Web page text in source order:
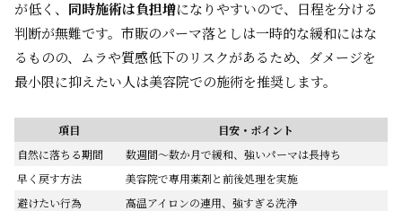
が低く、 同時施術は負担増になりやすいので、日程を分ける
判断が無難です。市販のパーマ落としは一時的な緩和にはな
るものの、ムラや質感低下のリスクがあるため、ダメージを
最小限に抑えたい人は美容院での施術を推奨します。
項目
目安・ポイント
自然に落ちる期間
数週間〜数か月で緩和、強いパーマは長持ち
早く戻す方法
美容院で専用薬剤と前後処理を実施
避けたい行為
高温アイロンの連用、強すぎる洗浄